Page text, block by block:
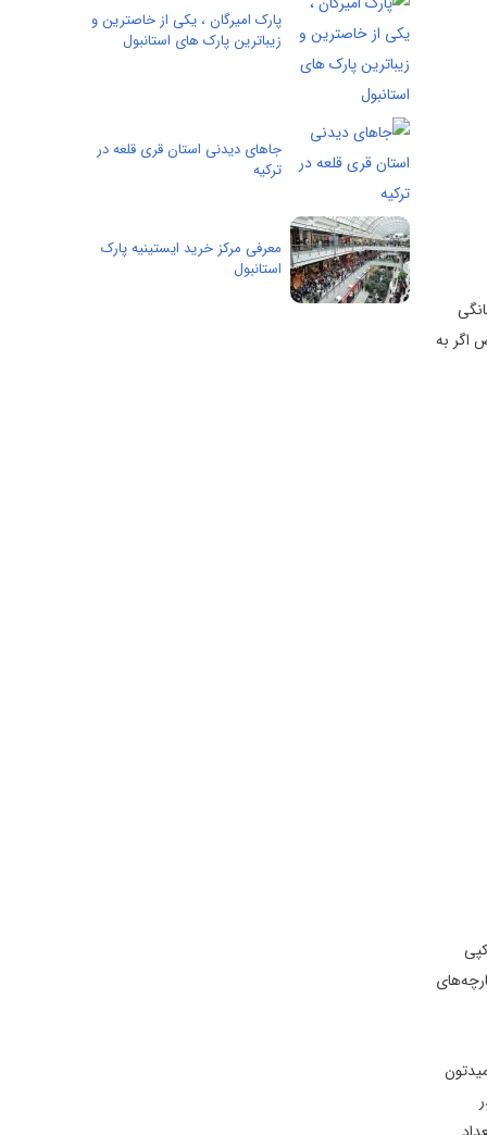
اگر به
در
پارک امیرگان ، یکی از خاصترین و
زیباترین پارک های استانبول
جاهای دیدنی استان قری قلعه در
ترکیه
معرفی مرکز خرید ایستینیه پارک
استانبول